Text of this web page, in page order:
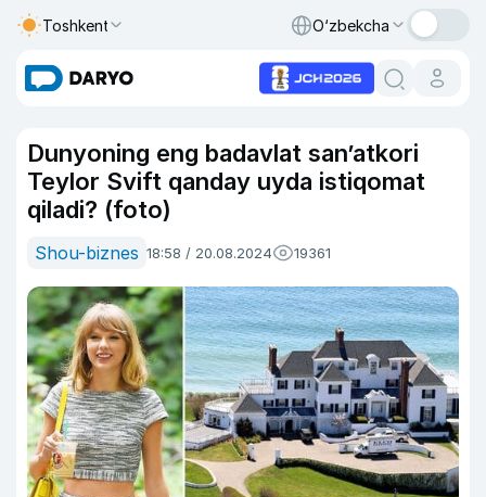
Toshkent O‘zbekcha
Dunyoning eng badavlat san’atkori
Teylor Svift qanday uyda istiqomat
qiladi? (foto)
Shou-biznes 18:58 / 20.08.2024 19361